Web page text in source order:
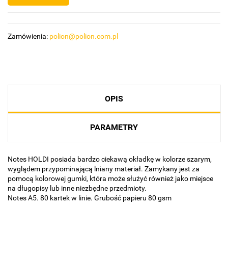
Zamówienia: polion@polion.com.pl
OPIS
PARAMETRY
Notes HOLDI posiada bardzo ciekawą okładkę w kolorze szarym,
wyglądem przypominającą lniany materiał. Zamykany jest za
pomocą kolorowej gumki, która może służyć również jako miejsce
na długopisy lub inne niezbędne przedmioty.
Notes A5. 80 kartek w linie. Grubość papieru 80 gsm